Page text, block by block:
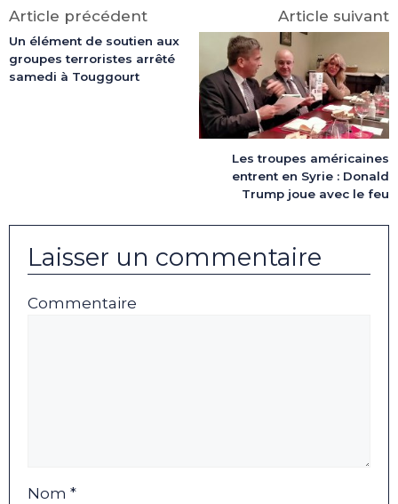
Article précédent
Un élément de soutien aux
groupes terroristes arrêté
samedi à Touggourt
Article suivant
Les troupes américaines
entrent en Syrie : Donald
Trump joue avec le feu
Laisser un commentaire
Commentaire
Nom *